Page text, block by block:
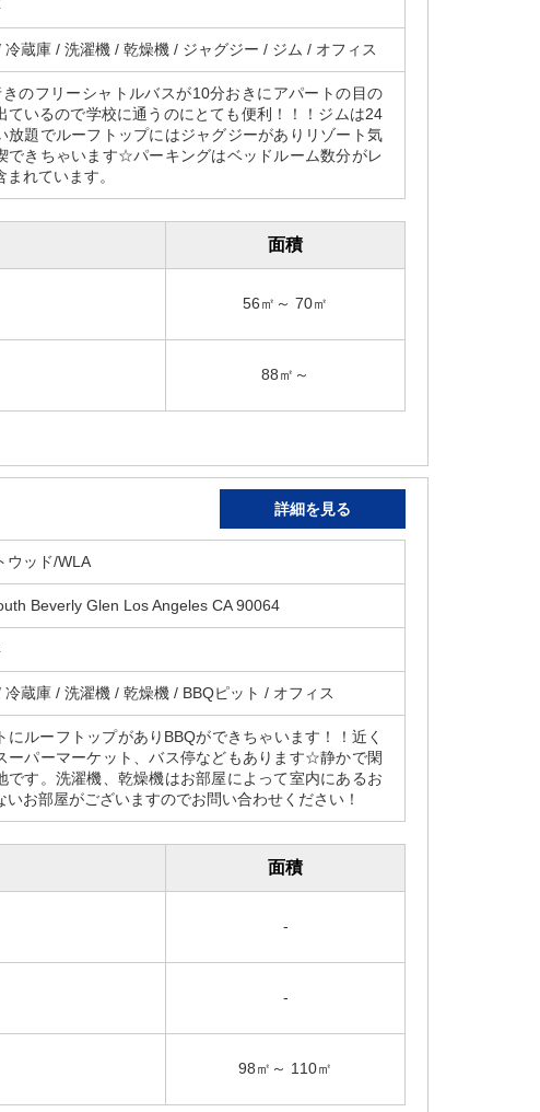
冷蔵庫 / 洗濯機 / 乾燥機 / ジャグジー / ジム / オフィス
きのフリーシャトルバスが10分おきにアパートの目の
ているので学校に通うのにとても便利！！！ジムは24
放題でルーフトップにはジャグジーがありリゾート気
できちゃいます☆パーキングはベッドルーム数分がレ
まれています。
面積
56㎡～ 70㎡
88㎡～
詳細を見る
ウッド/WLA
Beverly Glen Los Angeles CA 90064
冷蔵庫 / 洗濯機 / 乾燥機 / BBQピット / オフィス
にルーフトップがありBBQができちゃいます！！近く
ーパーマーケット、バス停などもあります☆静かで閑
です。洗濯機、乾燥機はお部屋によって室内にあるお
いお部屋がございますのでお問い合わせください！
面積
-
-
98㎡～ 110㎡